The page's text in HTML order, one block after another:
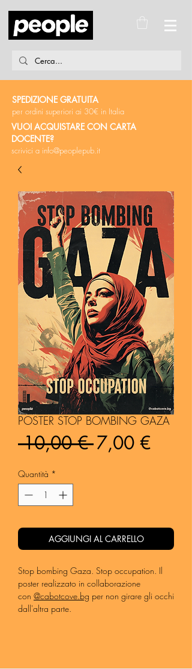
SPEDIZIONE GRATUITA
per ordini superiori ai 30€ in Italia
VUOI ACQUISTARE CON CARTA
DOCENTE?
scrivici a info@peoplepub.it
POSTER STOP BOMBING GAZA
10,00 € Prezzo
7,00 €Prezzo
Quantità *
AGGIUNGI AL CARRELLO
Stop bombing Gaza. Stop occupation. Il
poster realizzato in collaborazione
con @cabotcove.bg per non girare gli occhi
dall'altra parte.